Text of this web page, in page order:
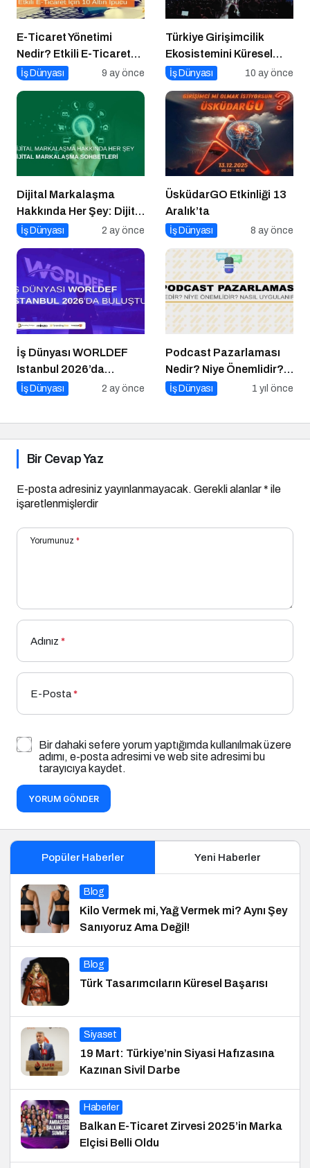
E-Ticaret Yönetimi
Nedir? Etkili E-Ticaret
Yönetimi İçin 10 Altın
İş Dünyası 9 ay önce
Türkiye Girişimcilik
Ekosistemini Küresel
Sahneye Taşıyan
İş Dünyası 10 ay önce
Dijital Markalaşma
Hakkında Her Şey: Dijital
Markalaşma Sohbetleri
İş Dünyası 2 ay önce
ÜsküdarGO Etkinliği 13
Aralık’ta
İş Dünyası 8 ay önce
İş Dünyası WORLDEF
Istanbul 2026’da
Buluştu
İş Dünyası 2 ay önce
Podcast Pazarlaması
Nedir? Niye Önemlidir?
Podcast Pazarlaması
İş Dünyası 1 yıl önce
Bir Cevap Yaz
E-posta adresiniz yayınlanmayacak. Gerekli alanlar* ile
işaretlenmişlerdir
Yorumunuz *
Adınız *
E-Posta*
Bir dahaki sefere yorum yaptığımda kullanılmak üzere
adımı, e-posta adresimi ve web site adresimi bu
tarayıcıya kaydet.
YORUM GÖNDER
Popüler Haberler Yeni Haberler
Blog
Kilo Vermek mi, Yağ Vermek mi? Aynı Şey
Sanıyoruz Ama Değil!
Blog
Türk Tasarımcıların Küresel Başarısı
Siyaset
19 Mart: Türkiye’nin Siyasi Hafızasına
Kazınan Sivil Darbe
Haberler
Balkan E-Ticaret Zirvesi 2025’in Marka
Elçisi Belli Oldu